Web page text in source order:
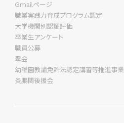
Gmailページ
職業実践力育成プログラム認定
大学機関別認証評価
卒業生アンケート
職員公募
翠会
幼稚園教諭免許法認定講習等推進事業
炎鵬関後援会